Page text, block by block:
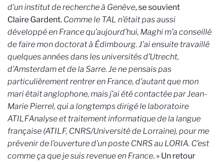
d’un institut de rechercheà Genève, se souvient
Claire Gardent. Comme le TAL n’était pas aussi
développé en France qu’aujourd’hui, Maghi m’a conseillé
de faire mon doctorat à Édimbourg. J’ai ensuite travaillé
quelques années dans les universités d’Utrecht,
d’Amsterdam et de la Sarre. Je ne pensais pas
particulièrement rentrer en France, d’autant que mon
mari était anglophone, mais j’ai été contactée par Jean-
Marie Pierrel, qui a longtemps dirigé le laboratoire
ATILFAnalyse et traitement informatique de la langue
française (ATILF, CNRS/Université de Lorraine), pour me
prévenir de l’ouverture d’un poste CNRS au LORIA. C’est
comme ça que je suis revenue en France. » Un retour